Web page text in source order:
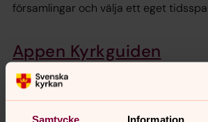
Samtycke Information
församlingar och välja ett eget
Appen Kyrkguiden
Appen Kyrkguiden hjälper dig hitta till
kalendern finns aktuella gudstjänster,
andra evenemang. Appen är gratis